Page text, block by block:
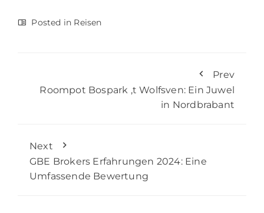
Posted in Reisen
Prev
Roompot Bospark ‚t Wolfsven: Ein Juwel
in Nordbrabant
Next
GBE Brokers Erfahrungen 2024: Eine
Umfassende Bewertung